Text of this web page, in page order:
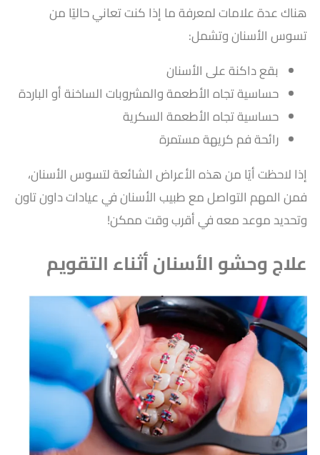
هناك عدة علامات لمعرفة ما إذا كنت تعاني حاليًا من
تسوس الأسنان وتشمل:
بقع داكنة على الأسنان
حساسية تجاه الأطعمة والمشروبات الساخنة أو الباردة
حساسية تجاه الأطعمة السكرية
رائحة فم كريهة مستمرة
إذا لاحظت أيًا من هذه الأعراض الشائعة لتسوس الأسنان،
فمن المهم التواصل مع طبيب الأسنان في عيادات داون تاون
وتحديد موعد معه في أقرب وقت ممكن!
علاج وحشو الأسنان أثناء التقويم